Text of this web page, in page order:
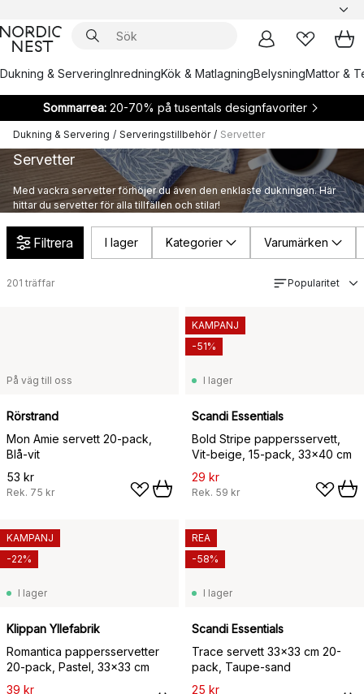
Dukning & ServeringInredningKök & MatlagningBelysningMattor &
Sommarrea:20-70% på tusentals designfavoriter
Dukning & Servering / Serveringstillbehör / Servetter
Servetter
Med vackra servetter förhöjer du även den enklaste dukningen. Här
hittar du servetter för alla tillfällen och stilar!
Filtrera I lager Kategorier Varumärken
201 träffar Popularitet
På väg till oss
Rörstrand
Mon Amie servett 20-pack,
Blå-vit
53 kr
Rek. 75 kr
I lager
Scandi Essentials
Bold Stripe pappersservett,
Vit-beige, 15‑pack, 33×40 cm
29 kr
Rek. 59 kr
KAMPANJ
-51%
I lager
Klippan Yllefabrik
Romantica pappersservetter
20-pack, Pastel, 33x33 cm
39 kr
KAMPANJ
-22%
I lager
Scandi Essentials
Trace servett 33x33 cm 20-
pack, Taupe-sand
25 kr
REA
-58%